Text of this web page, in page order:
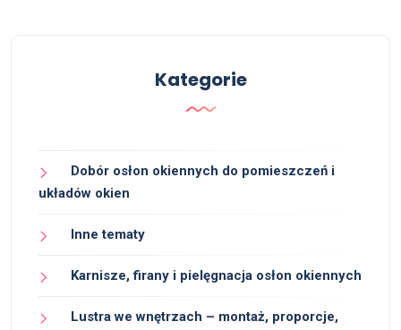
Kategorie
Dobór osłon okiennych do pomieszczeń i
układów okien
Inne tematy
Karnisze, firany i pielęgnacja osłon okiennych
Lustra we wnętrzach – montaż, proporcje,